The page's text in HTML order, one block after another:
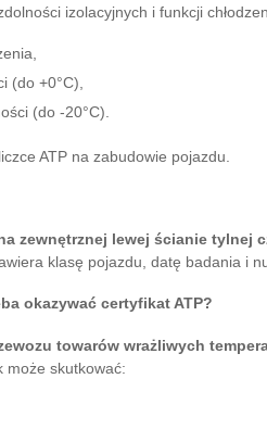
izolacyjnych i funkcji
(do +0°C),
(do -20°C).
ATP na zabudowie pojazdu.
zewnętrznej lewej ścianie tylnej
klasę pojazdu, datę badania i
okazywać certyfikat ATP?
towarów wrażliwych
może skutkować: